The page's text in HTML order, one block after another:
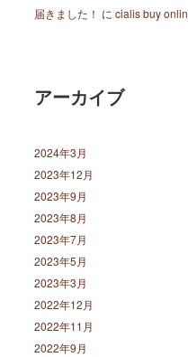
届きました！ に cialis buy
アーカイブ
2024年3月
2023年12月
2023年9月
2023年8月
2023年7月
2023年5月
2023年3月
2022年12月
2022年11月
2022年9月